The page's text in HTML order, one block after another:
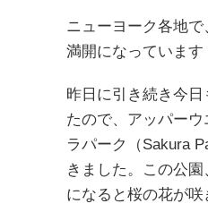
ニューヨーク各地
満開になっています
昨日に引き続き今
たので、アッパー
ラパーク（Sakura
きました。この公
になると桜の花が咲